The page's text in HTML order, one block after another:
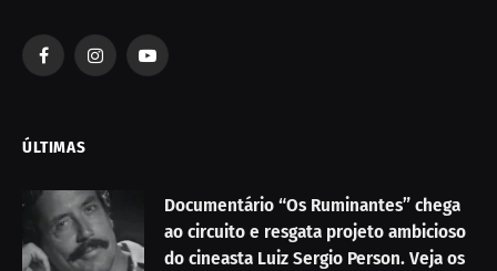
FacebookInstagramYouTube
ÚLTIMAS
Documentário “Os Ruminantes” chega
ao circuito e resgata projeto ambicioso
do cineasta Luiz Sergio Person. Veja os